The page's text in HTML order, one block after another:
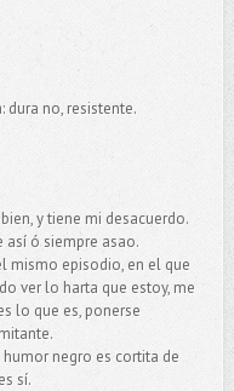
dura no, resistente.
y tiene mi desacuerdo.
así ó siempre asao.
mismo episodio, en el que
ver lo harta que estoy, me
lo que es, ponerse
negro es cortita de
sí.